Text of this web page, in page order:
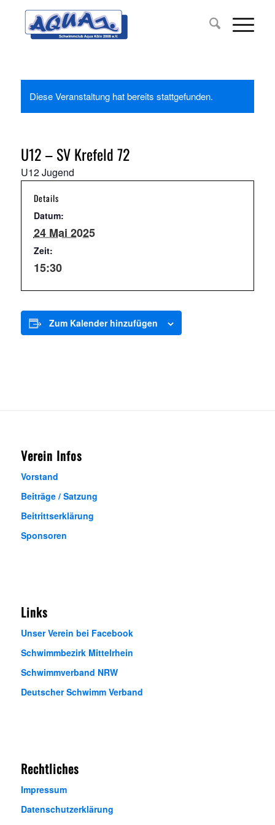
Diese Veranstaltung hat bereits stattgefunden.
U12 – SV Krefeld 72
U12 Jugend
Details
Datum:
24 Mai 2025
Zeit:
15:30
Zum Kalender hinzufügen
Verein Infos
Vorstand
Beiträge / Satzung
Beitrittserklärung
Sponsoren
Links
Unser Verein bei Facebook
Schwimmbezirk Mittelrhein
Schwimmverband NRW
Deutscher Schwimm Verband
Rechtliches
Impressum
Datenschutzerklärung